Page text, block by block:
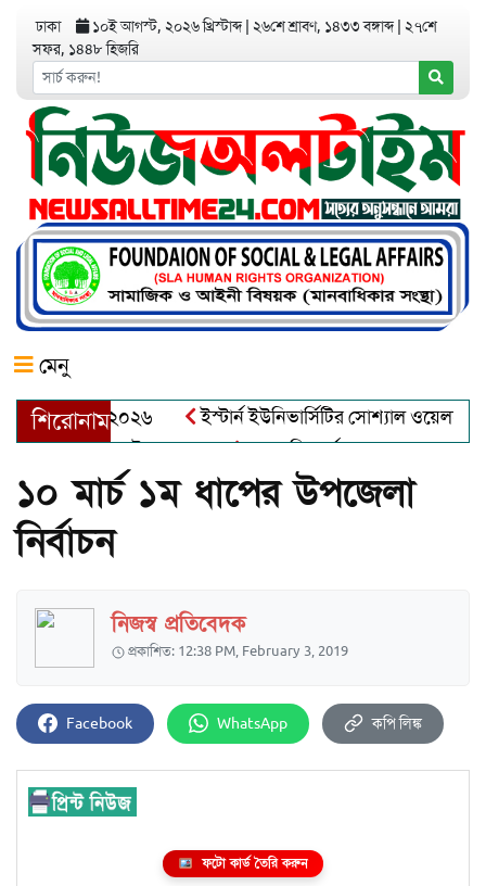
ঢাকা ১০ই আগস্ট, ২০২৬ খ্রিস্টাব্দ ২৬শে শ্রাবণ, ১৪৩৩ বঙ্গাব্দ ২৭শে
সফর, ১৪৪৮ হিজরি
মেনু
শিরোনাম
ইস্টার্ন ইউনিভার্সিটির সোশ্যাল ওয়েলফেয়ার
খালেক এর ইন্তেকাল
আত্মশুদ্ধি অর্জন ও অশুভকে বর্জন করে
১০ মার্চ ১ম ধাপের উপজেলা
নির্বাচন
নিজস্ব প্রতিবেদক
প্রকাশিত: 12:38 PM, February 3, 2019
Facebook WhatsApp কপি লিঙ্ক
ফটো কার্ড তৈরি করুন